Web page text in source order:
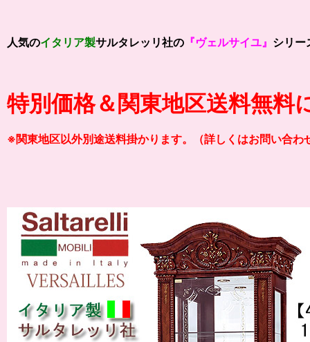
人気のイタリア製サルタレッリ社の 『ヴェルサイユ』 シリー
特別価格＆関東地区送料無料
※関東地区以外別途送料掛かります。（詳しくはお問い合わ